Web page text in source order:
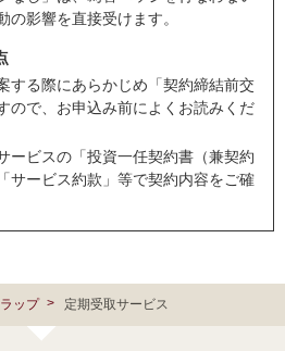
の影響を直接受けます。
する際にあらかじめ「契約締結前交
ので、お申込み前によくお読みくだ
ービスの「投資一任契約書（兼契約
サービス約款」等で契約内容をご確
ップ 定期受取サービス